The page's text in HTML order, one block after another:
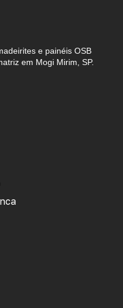
e painéis OSB
em Mogi Mirim, SP.